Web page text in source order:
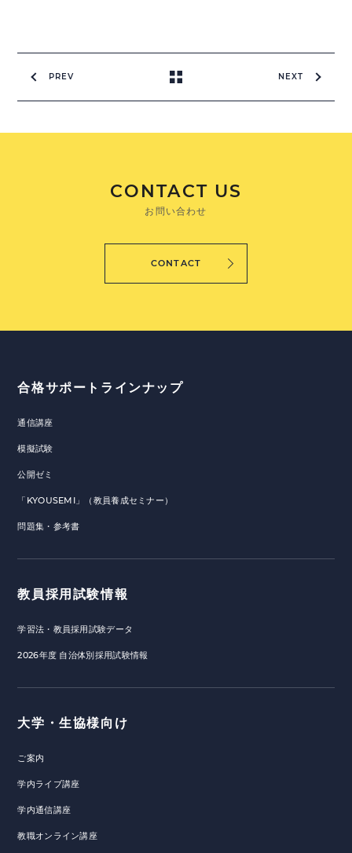
PREV NEXT
CONTACT US
お問い合わせ
CONTACT
合格サポートラインナップ
通信講座
模擬試験
公開ゼミ
「KYOUSEMI」（教員養成セミナー）
問題集・参考書
教員採用試験情報
学習法・教員採用試験データ
2026年度 自治体別採用試験情報
大学・生協様向け
ご案内
学内ライブ講座
学内通信講座
教職オンライン講座